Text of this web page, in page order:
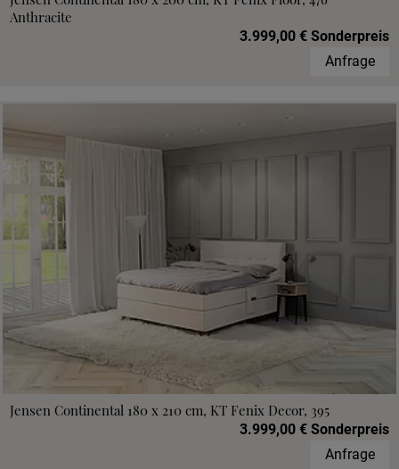
Anthracite
3.999,00 € Sonderpreis
Anfrage
Jensen Continental 180 x 210 cm, KT Fenix Decor, 395
3.999,00 € Sonderpreis
Anfrage